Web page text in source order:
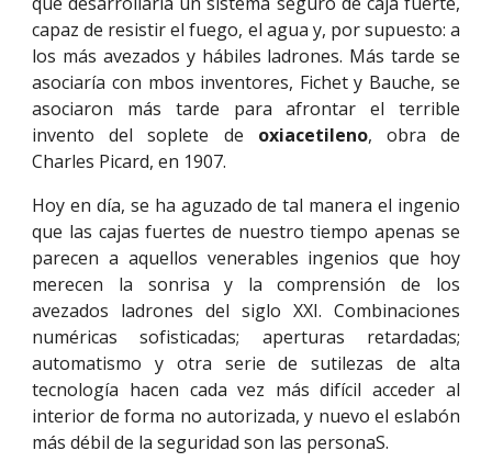
capaz de resistir el fuego, el agua y, por supuesto: a
los más avezados y hábiles ladrones. Más tarde se
asociaría con mbos inventores, Fichet y Bauche, se
asociaron más tarde para afrontar el terrible
invento del soplete de oxiacetileno, obra de
Charles Picard, en 1907.
Hoy en día, se ha aguzado de tal manera el ingenio
que las cajas fuertes de nuestro tiempo apenas se
parecen a aquellos venerables ingenios que hoy
merecen la sonrisa y la comprensión de los
avezados ladrones del siglo XXI. Combinaciones
numéricas sofisticadas; aperturas retardadas;
automatismo y otra serie de sutilezas de alta
tecnología hacen cada vez más difícil acceder al
interior de forma no autorizada, y nuevo el eslabón
más débil de la seguridad son las personaS.